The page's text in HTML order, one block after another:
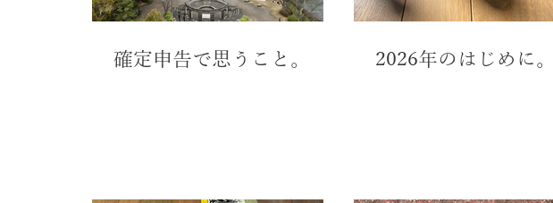
確定申告で思うこと。 2026年のはじめに。